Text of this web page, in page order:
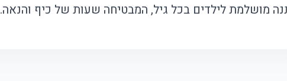
מושלמת לילדים בכל גיל, המבטיחה שעות של כיף והנאה.